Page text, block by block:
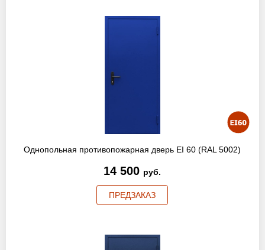
Однопольная противопожарная дверь EI 60 (RAL 5002)
14 500 руб.
ПРЕДЗАКАЗ